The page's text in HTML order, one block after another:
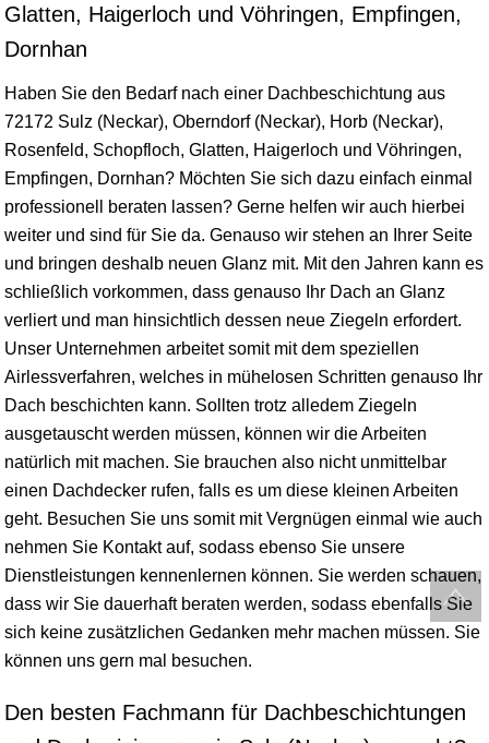
Glatten, Haigerloch und Vöhringen, Empfingen,
Dornhan
Haben Sie den Bedarf nach einer Dachbeschichtung aus
72172 Sulz (Neckar), Oberndorf (Neckar), Horb (Neckar),
Rosenfeld, Schopfloch, Glatten, Haigerloch und Vöhringen,
Empfingen, Dornhan? Möchten Sie sich dazu einfach einmal
professionell beraten lassen? Gerne helfen wir auch hierbei
weiter und sind für Sie da. Genauso wir stehen an Ihrer Seite
und bringen deshalb neuen Glanz mit. Mit den Jahren kann es
schließlich vorkommen, dass genauso Ihr Dach an Glanz
verliert und man hinsichtlich dessen neue Ziegeln erfordert.
Unser Unternehmen arbeitet somit mit dem speziellen
Airlessverfahren, welches in mühelosen Schritten genauso Ihr
Dach beschichten kann. Sollten trotz alledem Ziegeln
ausgetauscht werden müssen, können wir die Arbeiten
natürlich mit machen. Sie brauchen also nicht unmittelbar
einen Dachdecker rufen, falls es um diese kleinen Arbeiten
geht. Besuchen Sie uns somit mit Vergnügen einmal wie auch
nehmen Sie Kontakt auf, sodass ebenso Sie unsere
Dienstleistungen kennenlernen können. Sie werden schauen,
dass wir Sie dauerhaft beraten werden, sodass ebenfalls Sie
sich keine zusätzlichen Gedanken mehr machen müssen. Sie
können uns gern mal besuchen.
Den besten Fachmann für Dachbeschichtungen